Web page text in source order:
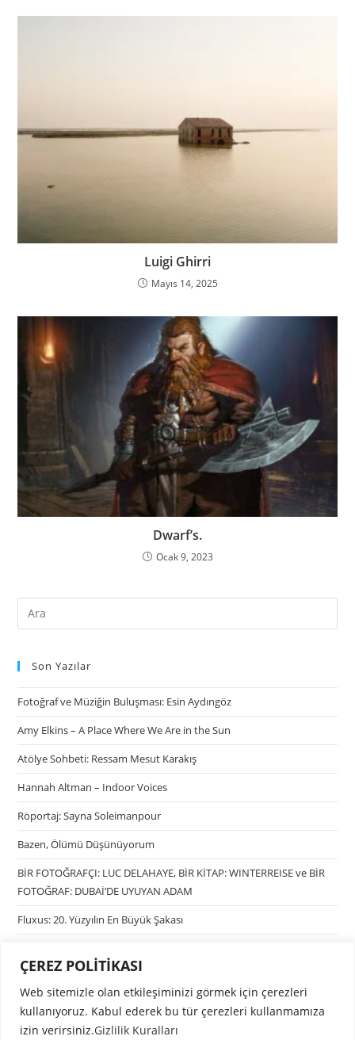
ÇEREZ POLİTİKASI
Web sitemizle olan etkileşiminizi görmek için çerezleri
kullanıyoruz. Kabul ederek bu tür çerezleri kullanmamıza
izin verirsiniz.Gizlilik Kuralları
Luigi Ghirri
Mayıs 14, 2025
Dwarf’s.
Ocak 9, 2023
Son Yazılar
Fotoğraf ve Müziğin Buluşması: Esin Aydıngöz
Amy Elkins – A Place Where We Are in the Sun
Atölye Sohbeti: Ressam Mesut Karakış
Hannah Altman – Indoor Voices
Röportaj: Sayna Soleimanpour
Bazen, Ölümü Düşünüyorum
BİR FOTOĞRAFÇI: LUC DELAHAYE, BİR KİTAP: WINTERREISE ve BİR
FOTOĞRAF: DUBAİ’DE UYUYAN ADAM
Fluxus: 20. Yüzyılın En Büyük Şakası
Kategoriler
Kategori seçin